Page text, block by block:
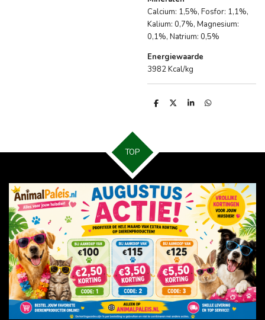
Calcium: 1,5%, Fosfor: 1,1%,
Kalium: 0,7%, Magnesium:
0,1%, Natrium: 0,5%
Energiewaarde
3982 Kcal/kg
D
D
S
D
TOP